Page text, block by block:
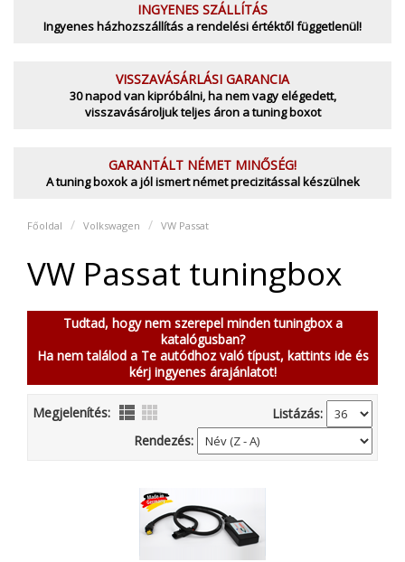
INGYENES SZÁLLÍTÁS
Ingyenes házhozszállítás a rendelési értéktől függetlenül!
VISSZAVÁSÁRLÁSI GARANCIA
30 napod van kipróbálni, ha nem vagy elégedett,
visszavásároljuk teljes áron a tuning boxot
GARANTÁLT NÉMET MINŐSÉG!
A tuning boxok a jól ismert német precizitással készülnek
Főoldal Volkswagen VW Passat
VW Passat tuningbox
Tudtad, hogy nem szerepel minden tuningbox a
katalógusban?
Ha nem találod a Te autódhoz való típust, kattints ide és
kérj ingyenes árajánlatot!
Megjelenítés:
Listázás:
Rendezés: